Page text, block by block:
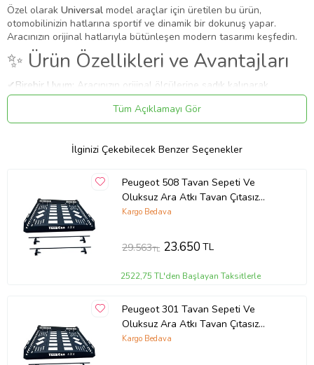
Özel olarak Universal model araçlar için üretilen bu ürün,
otomobilinizin hatlarına sportif ve dinamik bir dokunuş yapar.
Aracınızın orijinal hatlarıyla bütünleşen modern tasarımı keşfedin.
✨ Ürün Özellikleri ve Avantajları
✔Birebir Uyum: Aracınızın orijinal ölçülerine sadık kalınarak
üretilmiştir.
Esnek, kırılmaya karşı dirençli 1. sınıf ABS plastik.
Aracınızın ölçülerine uygundur. Montaj işlemi el yatkınlığı
Peugeot 407 Tavan Sepeti Ve Oluksuz Ara Atkı Tavan Çıtasız
Araçlara
Güvenli Teslimat
Siparişleriniz darbe emici özel ambalajlarla, kargoda zarar
Müşteri memnuniyeti garantisiyle.
Tüm Açıklamayı Gör
İlginizi Çekebilecek Benzer Seçenekler
Peugeot 508 Tavan Sepeti Ve
Oluksuz Ara Atkı Tavan Çıtasız
Araçlara
Kargo Bedava
29.563TL 23.650TL
2522,75 TL'den Başlayan Taksitlerle
Peugeot 301 Tavan Sepeti Ve
Oluksuz Ara Atkı Tavan Çıtasız
Araçlara
Kargo Bedava